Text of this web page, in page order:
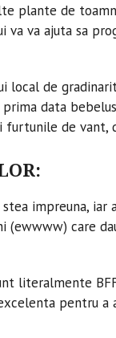
plante de
va ajuta sa
de
data
de vant,
impreuna, iar
(ewwww) care
literalmente
pentru a